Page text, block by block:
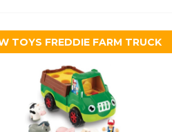
TOYS FREDDIE FARM TRUCK